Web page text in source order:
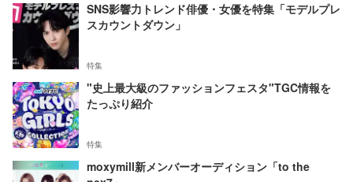
SNS影響力トレンド俳優・女優を特集「モデルプレ
スカウントダウン」
特集
"史上最大級のファッションフェスタ"TGC情報を
たっぷり紹介
特集
moxymill新メンバーオーディション「to the